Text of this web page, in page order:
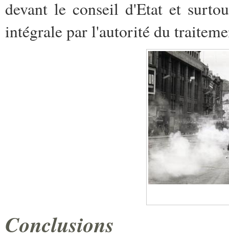
devant le conseil d'Etat et
intégrale par l'autorité du
Conclusions